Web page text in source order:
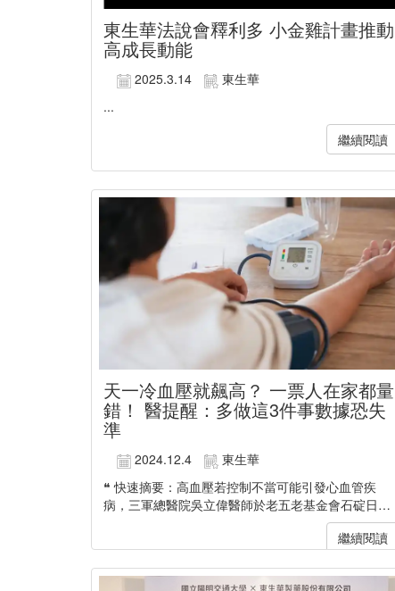
東生華法說會釋利多 小金雞計畫推動
高成長動能
2025.3.14
東生華
...
繼續閱讀
天一冷血壓就飆高？ 一票人在家都量
錯！ 醫提醒：多做這3件事數據恐失
準
2024.12.4
東生華
❝ 快速摘要：高血壓若控制不當可能引發心血管疾
病，三軍總醫院吳立偉醫師於老五老基金會石碇日照
中心進行衛教活動，強調藥物治療與日常管理的重要
性。他建議患者遵循「722原則」進行居家血壓監測，
繼續閱讀